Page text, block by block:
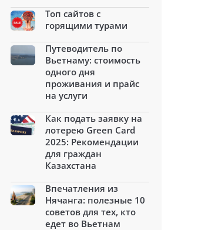
Топ сайтов с
горящими турами
Путеводитель по
Вьетнаму: стоимость
одного дня
проживания и прайс
на услуги
Как подать заявку на
лотерею Green Card
2025: Рекомендации
для граждан
Казахстана
Впечатления из
Нячанга: полезные 10
советов для тех, кто
едет во Вьетнам